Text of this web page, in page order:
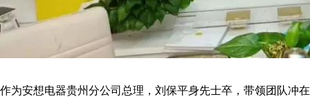
作为安想电器贵州分公司总理，刘保平身先士卒，带领团队冲